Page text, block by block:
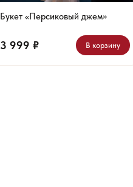
Букет «Персиковый джем»
3 999 ₽ В корзину